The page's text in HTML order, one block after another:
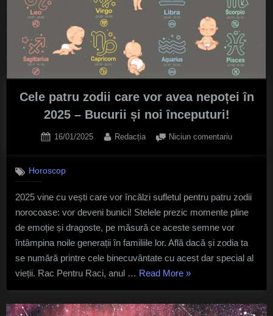
Cele patru zodii care vor avea nepoței în
2025 – Bucurii și noi începuturi!
Posted
16/01/2025 By
Redacția Niciun comentariula
vor
avea
nepoței
în
–
și
noi
Horoscop
2025 vine cu vești care vor încălzi sufletul pentru patru zodii
norocoase: vor deveni bunici! Stelele prezic momente pline
de emoție și dragoste, pe măsură ce aceste semne vor
întâmpina noile generații în familiile lor. Află dacă și zodia ta
se numără printre cele binecuvântate cu acest dar special al
vieții. Rac Pentru Raci, anul … Read More„Cele
zodii
»